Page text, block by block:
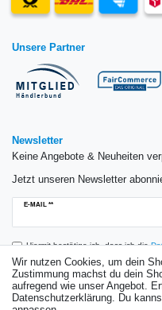
Unsere Partner
Newsletter
Keine Angebote & Neuheiten
Jetzt unseren Newsletter
E-MAIL **
Newsletter
Hiermit bestätige ich, dass ich die
Einwilligung kann ich jederzeit
Wir nutzen Cookies, um dein
Zustimmung machst du dein
aufregend wie unser Angebot.
Datenschutzerklärung. Du